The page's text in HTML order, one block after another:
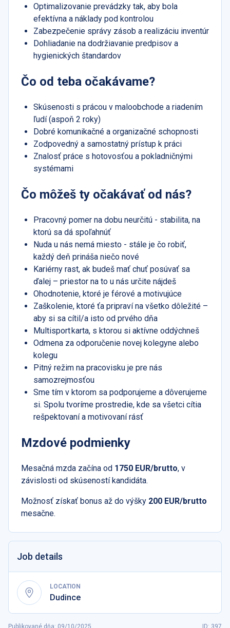
Optimalizovanie prevádzky tak, aby bola
efektívna a náklady pod kontrolou
Zabezpečenie správy zásob a realizáciu inventúr
Dohliadanie na dodržiavanie predpisov a
hygienických štandardov
Čo od teba očakávame?
Skúsenosti s prácou v maloobchode a riadením
ľudí (aspoň 2 roky)
Dobré komunikačné a organizačné schopnosti
Zodpovedný a samostatný prístup k práci
Znalosť práce s hotovosťou a pokladničnými
systémami
Čo môžeš ty očakávať od nás?
Pracovný pomer na dobu neurčitú - stabilita, na
ktorú sa dá spoľahnúť
Nuda u nás nemá miesto - stále je čo robiť,
každý deň prináša niečo nové
Kariérny rast, ak budeš mať chuť posúvať sa
ďalej – priestor na to u nás určite nájdeš
Ohodnotenie, ktoré je férové a motivujúce
Zaškolenie, ktoré ťa pripraví na všetko dôležité –
aby si sa cítil/a isto od prvého dňa
Multisport karta, s ktorou si aktívne oddýchneš
Odmena za odporučenie novej kolegyne alebo
kolegu
Pitný režim na pracovisku je pre nás
samozrejmosťou
Sme tím v ktorom sa podporujeme a dôverujeme
si. Spolu tvoríme prostredie, kde sa všetci cítia
rešpektovaní a motivovaní rásť
Mzdové podmienky
Mesačná mzda začína od 1750 EUR/brutto, v
závislosti od skúseností kandidáta.
Možnosť získať bonus až do výšky 200 EUR/brutto
mesačne.
Job details
LOCATION
Dudince
ID: 397
Publikované dňa: 09/10/2025